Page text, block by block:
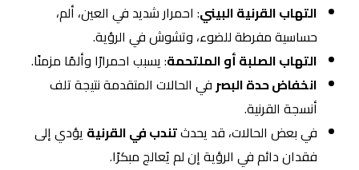
التهاب القرنية البيني: احمرار شديد في العين، ألم،
حساسية مفرطة للضوء، وتشوش في الرؤية.
التهاب الصلبة أو الملتحمة: يسبب احمرارًا وألمًا مزمنًا.
انخفاض حدة البصرفي الحالات المتقدمة نتيجة تلف
أنسجة القرنية.
في بعض الحالات، قد يحدثتندب في القرنية يؤدي إلى
فقدان دائم في الرؤية إن لم يُعالج مبكرًا.